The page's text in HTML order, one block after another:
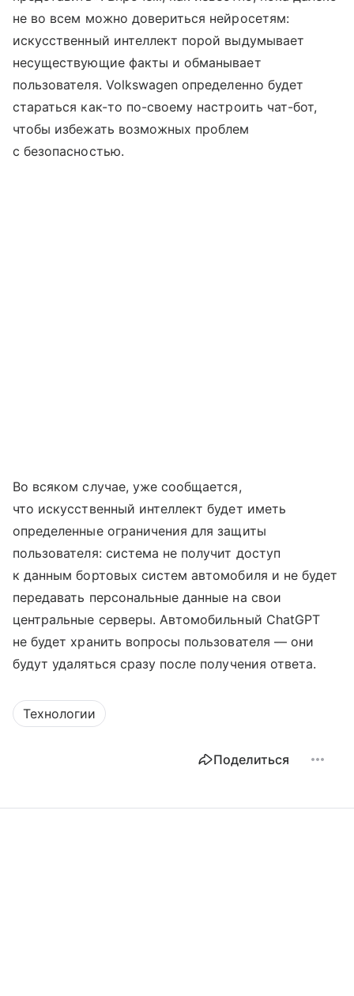
не во всем можно довериться нейросетям:
искусственный интеллект порой выдумывает
несуществующие факты и обманывает
пользователя. Volkswagen определенно будет
стараться как-то по-своему настроить чат-бот,
чтобы избежать возможных проблем
с безопасностью.
Во всяком случае, уже сообщается,
что искусственный интеллект будет иметь
определенные ограничения для защиты
пользователя: система не получит доступ
к данным бортовых систем автомобиля и не будет
передавать персональные данные на свои
центральные серверы. Автомобильный ChatGPT
не будет хранить вопросы пользователя — они
будут удаляться сразу после получения ответа.
Технологии
Поделиться